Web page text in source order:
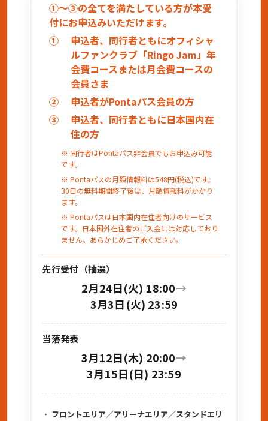
①～③の全てを満たしている方が本受
付にお申込みいただけます。
申込者、同行者ともにオフィシャ
ルファンクラブ「Ringo Jam」年
会費コースまたは月会費コースの
会員さま
申込者がPontaパス会員の方
申込者、同行者ともに日本国内在
住の方
同行者はPontaパス非会員でもお申込み可能
です。
Pontaパスの月額情報料は548円(税込)です。
30日の無料期間終了後は、月額情報料がかかり
ます。
Pontaパスは日本国内在住者向けのサービス
です。日本国外在住者のご入会には対応しており
ません。あらかじめご了承ください。
先行受付（抽選）
2月24日(火) 18:00→
3月3日(火) 23:59
当落発表
3月12日(木) 20:00→
3月15日(日) 23:59
フロントエリア／アリーナエリア／スタンドエリ